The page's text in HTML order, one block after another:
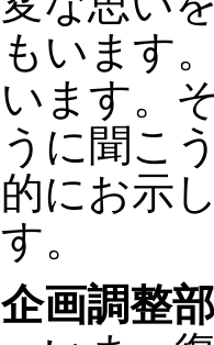
もいます
います。
うに聞こ
的にお示
す。
企画調整